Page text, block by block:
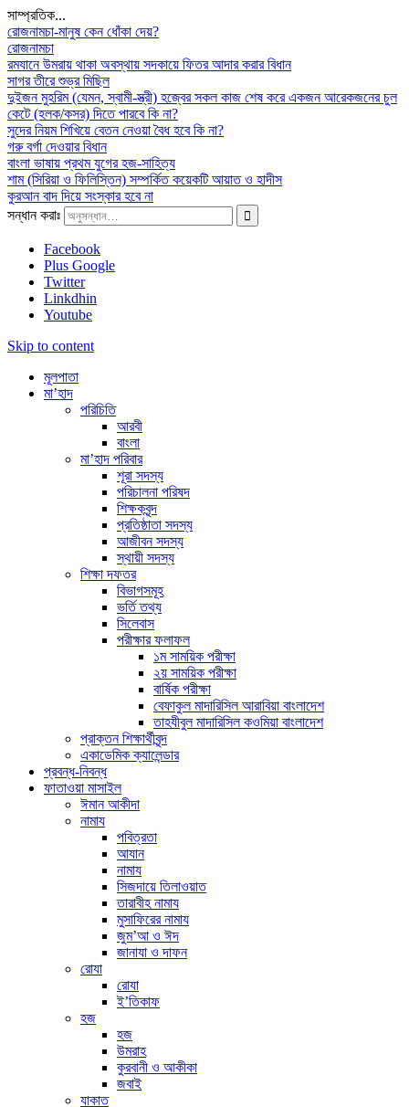
সাম্প্রতিক...
রোজনামচা-মানুষ কেন ধোঁকা দেয়?
রোজনামচা
রমযানে উমরায় থাকা অবস্থায় সদকায়ে ফিতর আদার করার বিধান
সাগর তীরে শুভ্র মিছিল
দুইজন মুহরিম (যেমন, স্বামী-স্ত্রী) হজ্বের সকল কাজ শেষ করে একজন আরেকজনের চুল
কেটে (হলক/কসর) দিতে পারবে কি না?
সুদের নিয়ম শিখিয়ে বেতন নেওয়া বৈধ হবে কি না?
গরু বর্গা দেওয়ার বিধান
বাংলা ভাষায় প্রথম যুগের হজ-সাহিত্য
শাম (সিরিয়া ও ফিলিস্তিন) সম্পর্কিত কয়েকটি আয়াত ও হাদীস
কুরআন বাদ দিয়ে সংস্কার হবে না
সন্ধান করাঃ
Facebook
Plus Google
Twitter
Linkdhin
Youtube
Skip to content
মূলপাতা
মা’হাদ
পরিচিতি
আরবী
বাংলা
মা’হাদ পরিবার
শূরা সদস্য
পরিচালনা পরিষদ
শিক্ষকবৃন্দ
প্রতিষ্ঠাতা সদস্য
আজীবন সদস্য
স্থায়ী সদস্য
শিক্ষা দফতর
বিভাগসমূহ
ভর্তি তথ্য
সিলেবাস
পরীক্ষার ফলাফল
১ম সাময়িক পরীক্ষা
২য় সাময়িক পরীক্ষা
বার্ষিক পরীক্ষা
বেফাকুল মাদারিসিল আরাবিয়া বাংলাদেশ
তাহযীবুল মাদারিসিল কওমিয়া বাংলাদেশ
প্রাক্তন শিক্ষার্থীবৃন্দ
একাডেমিক ক্যালেন্ডার
প্রবন্ধ-নিবন্ধ
ফাতাওয়া মাসাইল
ঈমান আকীদা
নামায
পবিত্রতা
আযান
নামায
সিজদায়ে তিলাওয়াত
তারাবীহ নামায
মুসাফিরের নামায
জুম’আ ও ঈদ
জানাযা ও দাফন
রোযা
রোযা
ই’তিকাফ
হজ
হজ
উমরাহ
কুরবানী ও আকীকা
জবাই
যাকাত